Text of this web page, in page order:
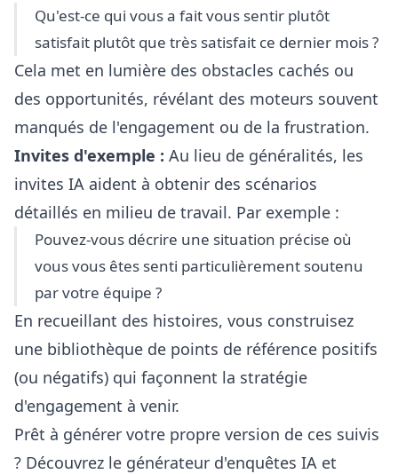
Qu'est-ce qui vous a fait vous sentir plutôt
satisfait plutôt que très satisfait ce dernier mois ?
Cela met en lumière des obstacles cachés ou
des opportunités, révélant des moteurs souvent
manqués de l'engagement ou de la frustration.
Invites d'exemple : Au lieu de généralités, les
invites IA aident à obtenir des scénarios
détaillés en milieu de travail. Par exemple :
Pouvez-vous décrire une situation précise où
vous vous êtes senti particulièrement soutenu
par votre équipe ?
En recueillant des histoires, vous construisez
une bibliothèque de points de référence positifs
(ou négatifs) qui façonnent la stratégie
d'engagement à venir.
Prêt à générer votre propre version de ces suivis
? Découvrez le générateur d'enquêtes IA et